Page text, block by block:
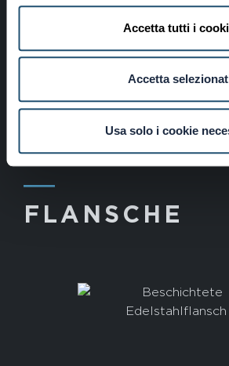
Accetta tutti i
Accetta
Usa solo i cookie
―
FLANSCHE